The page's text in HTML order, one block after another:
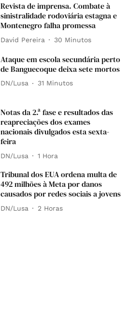
Revista de imprensa. Combate à
sinistralidade rodoviária estagna e
Montenegro falha promessa
David Pereira 30 Minutos
Ataque em escola secundária perto
de Banguecoque deixa sete mortos
DN/Lusa 31 Minutos
Notas da 2.ª fase e resultados das
reapreciações dos exames
nacionais divulgados esta sexta-
feira
DN/Lusa 1 Hora
Tribunal dos EUA ordena multa de
492 milhões à Meta por danos
causados por redes sociais a jovens
DN/Lusa 2 Horas